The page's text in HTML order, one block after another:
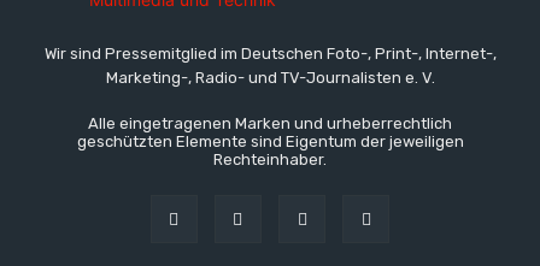
Wir sind Pressemitglied im Deutschen Foto-, Print-, Internet-,
Marketing-, Radio- und TV-Journalisten e. V.
Alle eingetragenen Marken und urheberrechtlich
geschützten Elemente sind Eigentum der jeweiligen
Rechteinhaber.